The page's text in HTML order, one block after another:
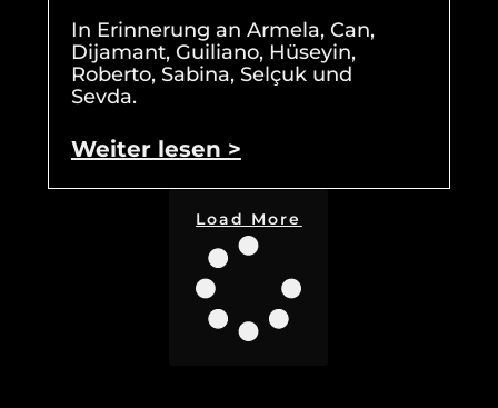
In Erinnerung an Armela, Can,
Dijamant, Guiliano, Hüseyin,
Roberto, Sabina, Selçuk und
Sevda.
Weiter lesen >
Load More